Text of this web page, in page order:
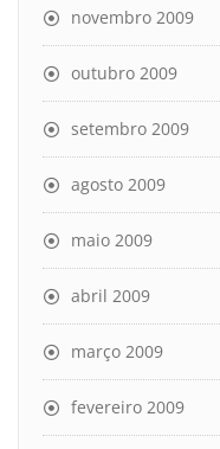
novembro 2009
outubro 2009
setembro 2009
agosto 2009
maio 2009
abril 2009
março 2009
fevereiro 2009